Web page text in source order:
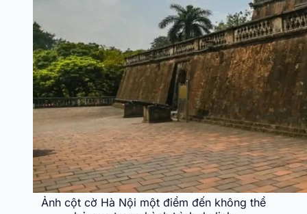
Ảnh cột cờ Hà Nội một điểm đến không thể